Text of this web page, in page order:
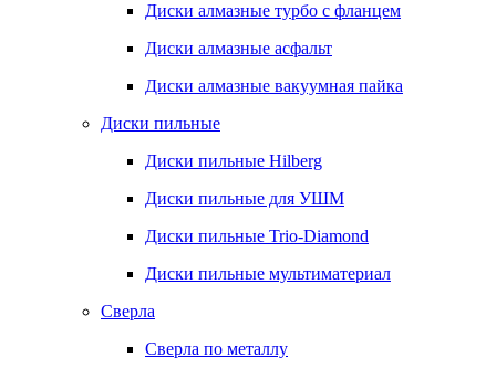
Диски алмазные турбо с фланцем
Диски алмазные асфальт
Диски алмазные вакуумная пайка
Диски пильные
Диски пильные Hilberg
Диски пильные для УШМ
Диски пильные Trio-Diamond
Диски пильные мультиматериал
Сверла
Сверла по металлу